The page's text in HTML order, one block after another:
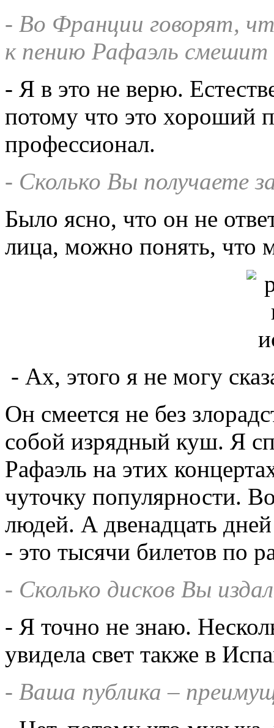
- Во Франции говорят,
к пению Рафаэль смешит
- Я в это не верю.
потому что это хороший
профессионал.
- Сколько Вы получаете
Было ясно, что он не
лица, можно понять, что
- Ах, этого я не могу
Он смеется не без
собой изрядный куш. Я
Рафаэль на этих
чуточку популярности.
людей. А двенадцать
- это тысячи билетов по
- Сколько дисков Вы
- Я точно не знаю.
увидела свет также в
- Ваша публика –